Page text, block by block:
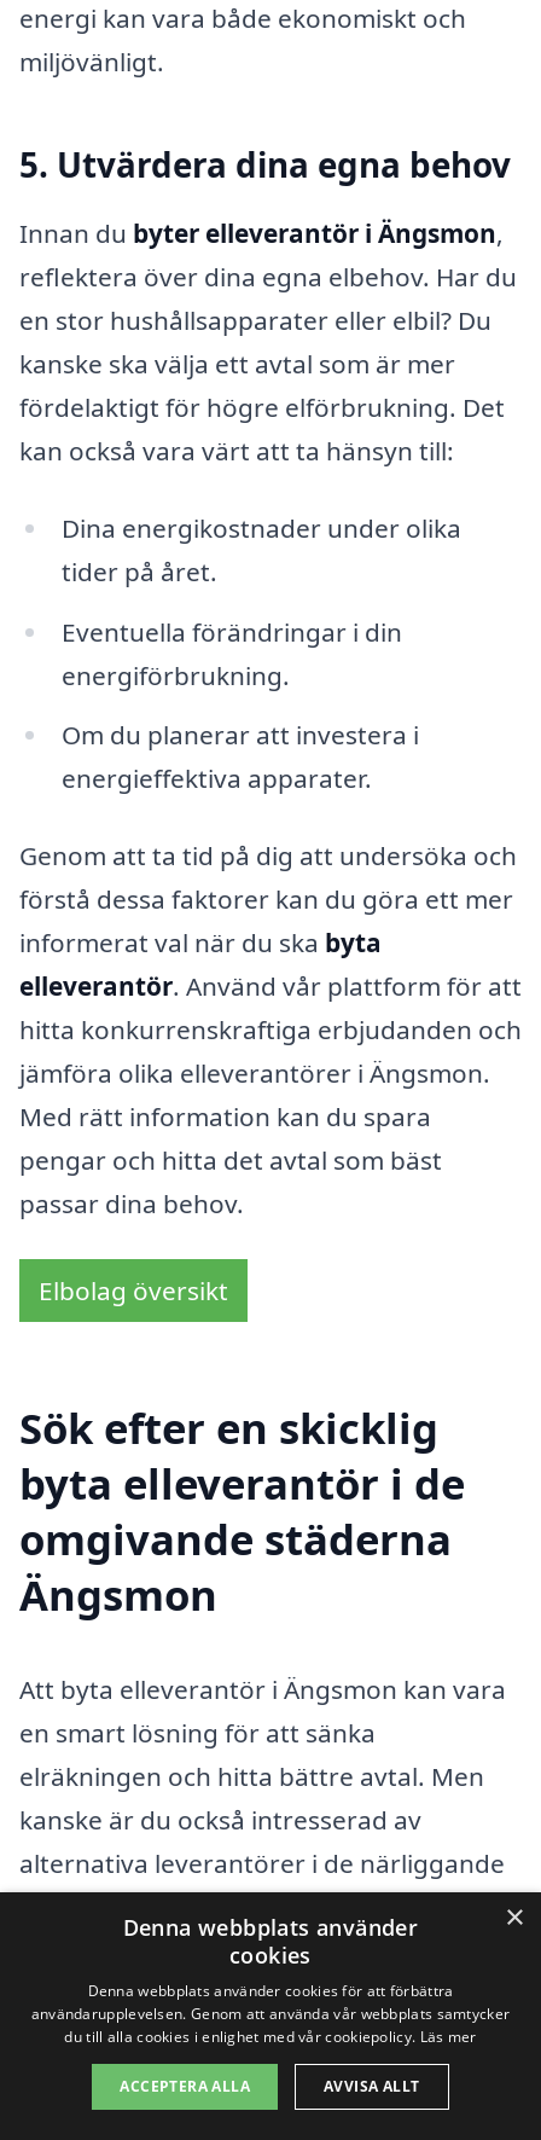
energi kan vara både ekonomiskt och
miljövänligt.
5. Utvärdera dina egna behov
Innan du byter elleverantör i Ängsmon,
reflektera över dina egna elbehov. Har du
en stor hushållsapparater eller elbil? Du
kanske ska välja ett avtal som är mer
fördelaktigt för högre elförbrukning. Det
kan också vara värt att ta hänsyn till:
Dina energikostnader under olika
tider på året.
Eventuella förändringar i din
energiförbrukning.
Om du planerar att investera i
energieffektiva apparater.
Genom att ta tid på dig att undersöka och
förstå dessa faktorer kan du göra ett mer
informerat val när du ska byta
elleverantör. Använd vår plattform för att
hitta konkurrenskraftiga erbjudanden och
jämföra olika elleverantörer i Ängsmon.
Med rätt information kan du spara
pengar och hitta det avtal som bäst
passar dina behov.
Elbolag översikt
Sök efter en skicklig
byta elleverantör i de
omgivande städerna
Ängsmon
Att byta elleverantör i Ängsmon kan vara
en smart lösning för att sänka
elräkningen och hitta bättre avtal. Men
kanske är du också intresserad av
alternativa leverantörer i de närliggande
erbjuder konkurrenskraftiga priser på
elavtal, vilket kan ge dig möjlighet till
ytterligare besparingar.
Här är några staders namn som ligger
×
Denna webbplats använder
cookies
Denna webbplats använder cookies för att förbättra
användarupplevelsen. Genom att använda vår webbplats samtycker
du till alla cookies i enlighet med vår cookiepolicy. Läs mer
ACCEPTERA ALLA AVVISA ALLT